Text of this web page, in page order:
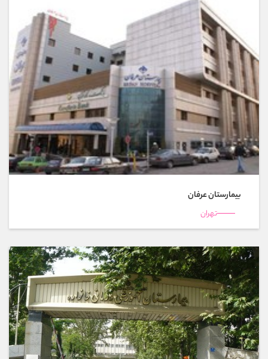
بیمارستان عرفان
تهران